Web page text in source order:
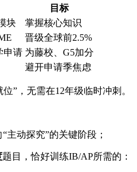
目标
块
掌握核心知识
晋级全球前2.5%
申请 为藤校、G5加分
避开申请季焦虑
”，无需在12年级临时冲刺。
主动探究”的关键阶段；
题目，恰好训练IB/AP所需的：